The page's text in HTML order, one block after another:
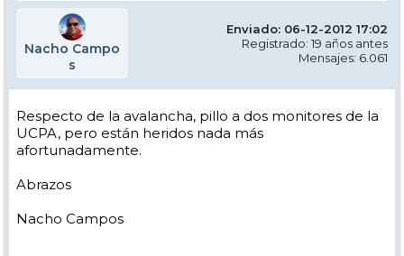
Nacho Campo
s
Enviado: 06-12-2012 17:02
Registrado: 19 años antes
Mensajes: 6.061
Respecto de la avalancha, pillo a dos monitores de la
UCPA, pero están heridos nada más
afortunadamente.
Abrazos
Nacho Campos